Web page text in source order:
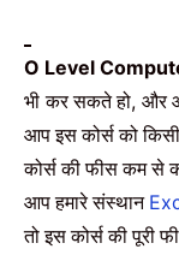
O Level
भी कर सकते हो, और
आप इस कोर्स को
कोर्स की फीस कम से
आप हमारे संस्थान
तो इस कोर्स की पूरी फी